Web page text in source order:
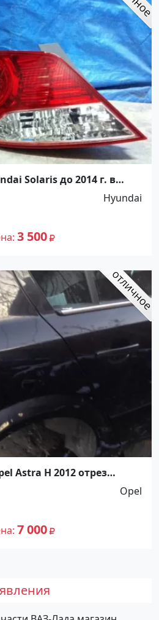
Solaris до 2014 г. в
Hyundai
3 500
Astra H 2012 отрез
Opel
7 000